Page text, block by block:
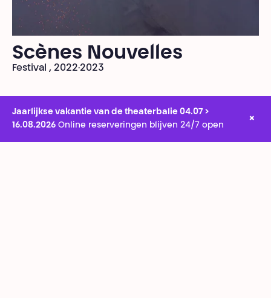
Scènes Nouvelles
Festival , 2022·2023
Jaarlijkse vakantie van de theaterbalie 04.07 >
16.08.2026 Online reserveringen blijven 24/7 open
×